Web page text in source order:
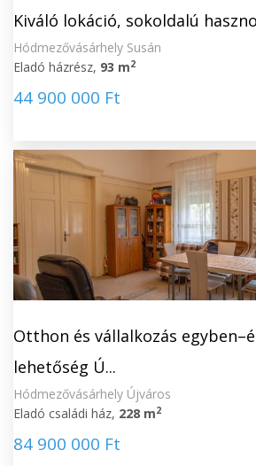
Kiváló lokáció, sokoldalú
Hódmezővásárhely Susán
Eladó házrész, 93 m2
44 900 000 Ft
Otthon és vállalkozás
lehetőség Ú...
Hódmezővásárhely Újváros
Eladó családi ház, 228 m2
84 900 000 Ft